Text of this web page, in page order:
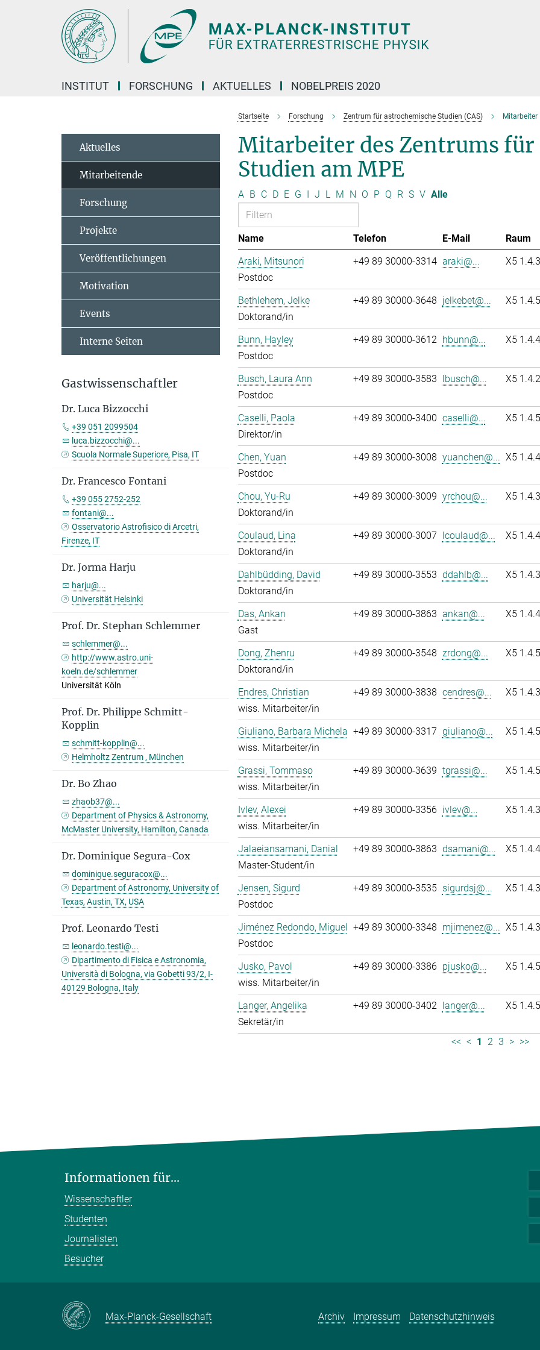
INSTITUT FORSCHUNG AKTUELLES NOBELPREIS 2020
Startseite Forschung Zentrum für astrochemische Studien (CAS) Mitarbeiter
Mitarbeiter des Zentrums für
Studien am MPE
A B C D E G I J L M N O P Q R S V Alle
Name Telefon E-Mail
Raum
Araki, Mitsunori
Postdoc
+49 89 30000-3314 araki@... X5
Bethlehem, Jelke
Doktorand/in
+49 89 30000-3648 jelkebet@... X5
Bunn, Hayley
Postdoc
+49 89 30000-3612 hbunn@... X5
Busch, Laura Ann
Postdoc
+49 89 30000-3583 lbusch@... X5
Caselli, Paola
Direktor/in
+49 89 30000-3400 caselli@... X5
Chen, Yuan
Postdoc
+49 89 30000-3008 yuanchen@... X5
Chou, Yu-Ru
Doktorand/in
+49 89 30000-3009 yrchou@... X5
Coulaud, Lina
Doktorand/in
+49 89 30000-3007 lcoulaud@... X5
Dahlbüdding, David
Doktorand/in
+49 89 30000-3553 ddahlb@... X5
Das, Ankan
Gast
+49 89 30000-3863 ankan@... X5
Dong, Zhenru
Doktorand/in
+49 89 30000-3548 zrdong@... X5
Endres, Christian
wiss. Mitarbeiter/in
+49 89 30000-3838 cendres@... X5
Giuliano, Barbara Michela
wiss. Mitarbeiter/in
+49 89 30000-3317 giuliano@... X5
Grassi, Tommaso
wiss. Mitarbeiter/in
+49 89 30000-3639 tgrassi@... X5
Ivlev, Alexei
wiss. Mitarbeiter/in
+49 89 30000-3356 ivlev@... X5
Jalaeiansamani, Danial
Master-Student/in
+49 89 30000-3863 dsamani@... X5
Jensen, Sigurd
Postdoc
+49 89 30000-3535 sigurdsj@... X5
Jiménez Redondo, Miguel
Postdoc
+49 89 30000-3348 mjimenez@... X5
Jusko, Pavol
wiss. Mitarbeiter/in
+49 89 30000-3386 pjusko@... X5
Langer, Angelika
Sekretär/in
+49 89 30000-3402 langer@... X5
<< < 1 2 3 > >>
Aktuelles
Mitarbeitende
Forschung
Projekte
Veröffentlichungen
Motivation
Events
Interne Seiten
Gastwissenschaftler
Dr. Luca Bizzocchi
+39 051 2099504
luca.bizzocchi@...
Scuola Normale Superiore, Pisa, IT
Dr. Francesco Fontani
+39 055 2752-252
fontani@...
Osservatorio Astrofisico di Arcetri,
Firenze, IT
Dr. Jorma Harju
harju@...
Universität Helsinki
Prof. Dr. Stephan Schlemmer
schlemmer@...
http://www.astro.uni-
koeln.de/schlemmer
Universität Köln
Prof. Dr. Philippe Schmitt-
Kopplin
schmitt-kopplin@...
Helmholtz Zentrum , München
Dr. Bo Zhao
zhaob37@...
Department of Physics & Astronomy,
McMaster University, Hamilton, Canada
Dr. Dominique Segura-Cox
dominique.seguracox@...
Department of Astronomy, University of
Texas, Austin, TX, USA
Prof. Leonardo Testi
leonardo.testi@...
Dipartimento di Fisica e Astronomia,
Università di Bologna, via Gobetti 93/2, I-
40129 Bologna, Italy
Informationen für...
Wissenschaftler
Studenten
Journalisten
Besucher
Max-Planck-Gesellschaft Archiv Impressum Datenschutzhinweis